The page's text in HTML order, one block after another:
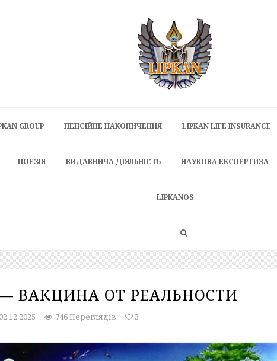
GROUP ПЕНСІЙНЕ НАКОПИЧЕННЯ LIPKAN LIFE INSURANCE
ПОЕЗІЯ ВИДАВНИЧА ДІЯЛЬНІСТЬ НАУКОВА ЕКСПЕРТИЗА
LIPKANOS
ВАКЦИНА ОТ РЕАЛЬНОСТИ
02.12.2025 746 Переглядів 3